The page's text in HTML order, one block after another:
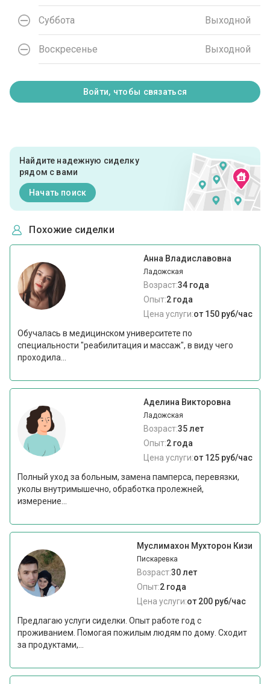
Суббота Выходной
Воскресенье Выходной
Войти, чтобы связаться
Найдите надежную сиделку
рядом с вами
Начать поиск
Похожие сиделки
Анна Владиславовна
Ладожская
Возраст:34 года
Опыт:2 года
Цена услуги:от 150 руб/час
Обучалась в медицинском университете по
специальности "реабилитация и массаж", в виду чего
проходила...
Аделина Викторовна
Ладожская
Возраст:35 лет
Опыт:2 года
Цена услуги:от 125 руб/час
Полный уход за больным, замена памперса, перевязки,
уколы внутримышечно, обработка пролежней,
измерение...
Муслимахон Мухторон Кизи
Пискаревка
Возраст:30 лет
Опыт:2 года
Цена услуги:от 200 руб/час
Предлагаю услуги сиделки. Опыт работе год с
проживанием. Помогая пожилым людям по дому. Сходит
за продуктами,...